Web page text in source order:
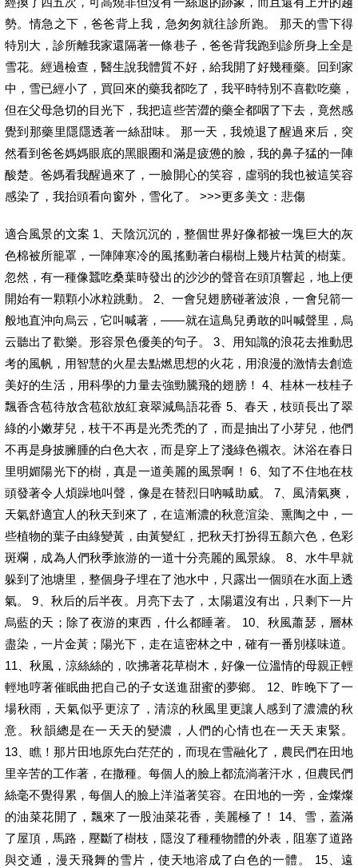
勢。情急之下，爸爸背上我，急匆匆就往診所跑。 那天的雪下得
特別大，診所離我家還隔著一條巷子，爸爸背我跑到診所身上全是
雪花。經過檢查，醫生說我體質不好，給我開了好幾種藥。回到家
中，雪已經小了，買回來的藥我都吃了，我平時特別不喜歡吃藥，
但在父母急切的目光下，我把這些苦澀的藥全都咽了下去，竟然感
覺到那藥里隱隱透著一絲甜味。 那一天，我燒退了醒過來后，突
然看到爸爸媽媽眼底的黑眼圈和滿是疲憊的臉，我的鼻子猛的一陣
酸楚。爸媽看我醒過來了，一臉開心的笑容，虛弱的我也被這笑容
感染了，我抬頭看向窗外，雪化了。 >>>更多美文：悲傷
適合風景的文案 1、天陰沉沉的，整個世界好像都被一塊巨大的灰
色棉被所籠罩，一陣陣寒冷的風搖動著白楊樹上幾片枯黃的樹葉。
忽然，有一種像蠶吃桑葉時發出的沙沙的聲音在頭頂響起，地上便
開始有一顆顆小冰粒跳動。 2、一會兒翅膀碰著波浪，一會兒箭一
般地直沖向烏云，它叫喊著，——就在這鳥兒勇敢的叫喊聲里，烏
云聽出了歡樂。形容景色優美的句子。 3、用知識的浪花去推動思
考的風帆，用智慧的火星去點燃思想的火花，用浪漫的激情去創造
美好的生活，用科學的力量去強勁騰飛的翅膀！ 4、桂林一枝桂子
飄香含苞待放含苞欲放紅衰翠減鳥語花香 5、春天，枝頭長出了翠
綠的小嫩芽兒，枝干不再是光禿禿的了，而是抽出了小芽兒，他們
不再是身披臃腫的白色大衣，而是穿上了淺綠色襯衣。沐浴在春日
里明媚陽光下的樹，真是一道美麗的風景啊！ 6、知了不住地在枝
頭發著令人煩躁地叫聲，像是在替烈日吶喊助威。 7、風清氣爽，
天氣舒適宜人的秋天到來了，在這漸濃的秋意渲染、熏陶之中，一
些植物的葉子由綠變黃，由黃變紅，把秋天打扮得五顏六色，色彩
斑斕，成為人們秋季旅游的一道十分亮麗的風景線。 8、水牛早就
躲到了池塘里，整個身子埋在了池水中，只露出一個頭在水面上透
氣。 9、秋后的后半夜。月亮下去了，太陽還沒有出，只剩下一片
烏藍的天；除了夜游的東西，什么都睡著。 10、秋風蕭瑟，層林
盡染，一片金黃；陽光下，走在這密林之中，確有一番別樣味道。
11、秋風，涼絲絲的，吹拂著花草樹木，好像一位溫情的母親正輕
輕地哼著催眠曲把自己的子女送進甜蜜的夢鄉。 12、昨晚下了一
場秋雨，天氣似乎更涼了，清涼的秋風里更讓人感到了濃濃的秋
意。秋韻總是在一天天的變濃，人們的心情也在一天天束緊。
13、瞧！那片田地原先白茫茫的，而現在雪融化了，農民們在田地
里辛苦的工作著，在撒種。每個人的臉上都流淌著汗水，但農民們
絲毫不覺得累，每個人的臉上洋溢著笑容。在田地的一旁，金燦燦
的油菜花開了，飄來了一股油菜花香，美麗極了！ 14、雪，蓋滿
了屋頂，馬路，壓斷了樹枝，隱沒了種種物體的外表，阻塞了道路
與交通，漫天飛舞的雪片，使天地溶成了白色的一體。 15、遠